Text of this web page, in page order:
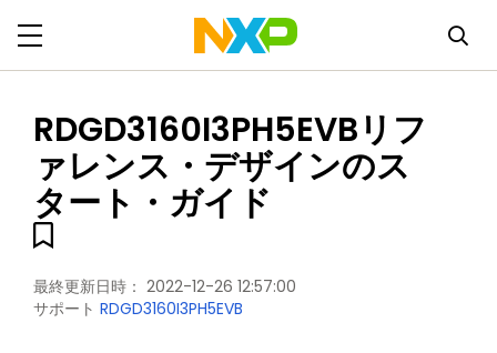
RDGD3160I3PH5EVBリフ
ァレンス・デザインのス
タート・ガイド
最終更新日時： 2022-12-26 12:57:00
サポート RDGD3160I3PH5EVB